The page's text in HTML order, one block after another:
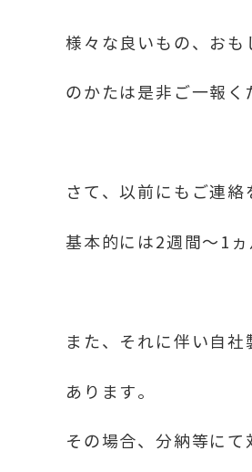
様々な良いもの、お
のかたは是非ご一報く
さて、以前にもご連
基本的には2週間～1ヵ
また、それに伴い自
あります。
その場合、分納等に